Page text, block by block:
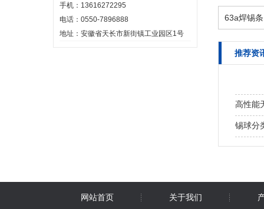
手机：13616272295
电话：0550-7896888
地址：安徽省天长市新街镇工业园区1号
63a焊锡
推荐资
高性能
锡球分
安叶高
网站首页 关于我们